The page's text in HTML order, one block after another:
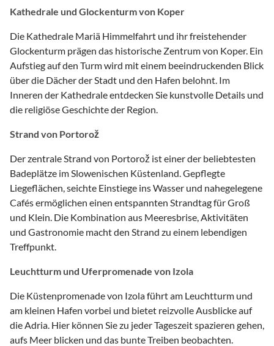
Kathedrale und Glockenturm von Koper
Die Kathedrale Mariä Himmelfahrt und ihr freistehender
Glockenturm prägen das historische Zentrum von Koper. Ein
Aufstieg auf den Turm wird mit einem beeindruckenden Blick
über die Dächer der Stadt und den Hafen belohnt. Im
Inneren der Kathedrale entdecken Sie kunstvolle Details und
die religiöse Geschichte der Region.
Strand von Portorož
Der zentrale Strand von Portorož ist einer der beliebtesten
Badeplätze im Slowenischen Küstenland. Gepflegte
Liegeflächen, seichte Einstiege ins Wasser und nahegelegene
Cafés ermöglichen einen entspannten Strandtag für Groß
und Klein. Die Kombination aus Meeresbrise, Aktivitäten
und Gastronomie macht den Strand zu einem lebendigen
Treffpunkt.
Leuchtturm und Uferpromenade von Izola
Die Küstenpromenade von Izola führt am Leuchtturm und
am kleinen Hafen vorbei und bietet reizvolle Ausblicke auf
die Adria. Hier können Sie zu jeder Tageszeit spazieren gehen,
aufs Meer blicken und das bunte Treiben beobachten.